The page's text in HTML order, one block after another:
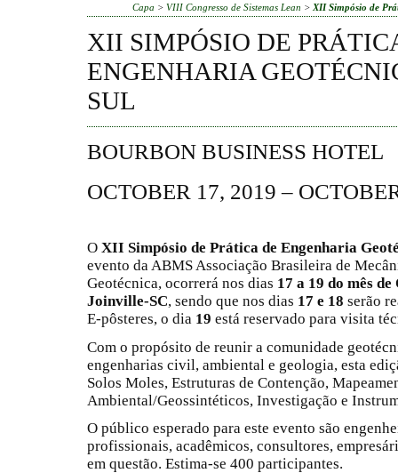
Capa >VIII Congresso de Sistemas Lean > XII Simpósio de
XII SIMPÓSIO DE
ENGENHARIA
SUL
BOURBON BUSINESS HOTEL
OCTOBER 17, 2019 –
O XII Simpósio de Prática de Engenharia
evento da ABMS Associação Brasileira de
Geotécnica, ocorrerá nos dias 17 a 19 do mês
Joinville-SC, sendo que nos dias 17 e 18 serão
E-pôsteres, o dia 19 está reservado para visita
Com o propósito de reunir a comunidade
engenharias civil, ambiental e geologia, esta
Solos Moles, Estruturas de Contenção,
Ambiental/Geossintéticos, Investigação e
O público esperado para este evento são
profissionais, acadêmicos, consultores,
em questão. Estima-se 400 participantes.